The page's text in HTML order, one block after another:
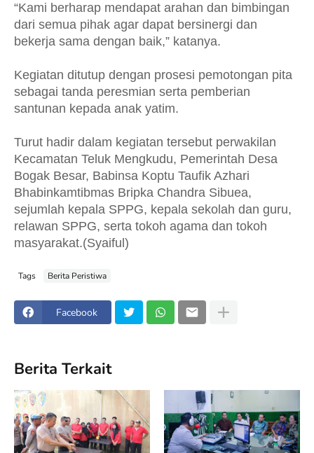
“Kami berharap mendapat arahan dan bimbingan
dari semua pihak agar dapat bersinergi dan
bekerja sama dengan baik,” katanya.
Kegiatan ditutup dengan prosesi pemotongan pita
sebagai tanda peresmian serta pemberian
santunan kepada anak yatim.
Turut hadir dalam kegiatan tersebut perwakilan
Kecamatan Teluk Mengkudu, Pemerintah Desa
Bogak Besar, Babinsa Koptu Taufik Azhari
Bhabinkamtibmas Bripka Chandra Sibuea,
sejumlah kepala SPPG, kepala sekolah dan guru,
relawan SPPG, serta tokoh agama dan tokoh
masyarakat.(Syaiful)
Tags Berita Peristiwa
Facebook
Berita Terkait